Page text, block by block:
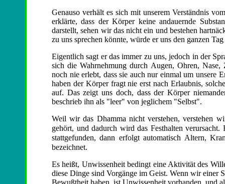
Genauso verhält es sich mit unserem Verständnis
erklärte, dass der Körper keine andauernde
darstellt, sehen wir das nicht ein und bestehen
zu uns sprechen könnte, würde er uns den ganzen
Eigentlich sagt er das immer zu uns, jedoch in der
sich die Wahrnehmung durch Augen, Ohren,
noch nie erlebt, dass sie auch nur einmal um unsere
haben der Körper fragt nie erst nach Erlaubnis,
auf. Das zeigt uns doch, dass der Körper
beschrieb ihn als "leer" von jeglichem "Selbst".
Weil wir das Dhamma nicht verstehen, verstehen
gehört, und dadurch wird das Festhalten
stattgefunden, dann erfolgt automatisch Altern,
bezeichnet.
Es heißt, Unwissenheit bedingt eine Aktivität des
diese Dinge sind Vorgänge im Geist. Wenn wir einer
Bewußtheit haben, ist Unwissenheit vorhanden, und